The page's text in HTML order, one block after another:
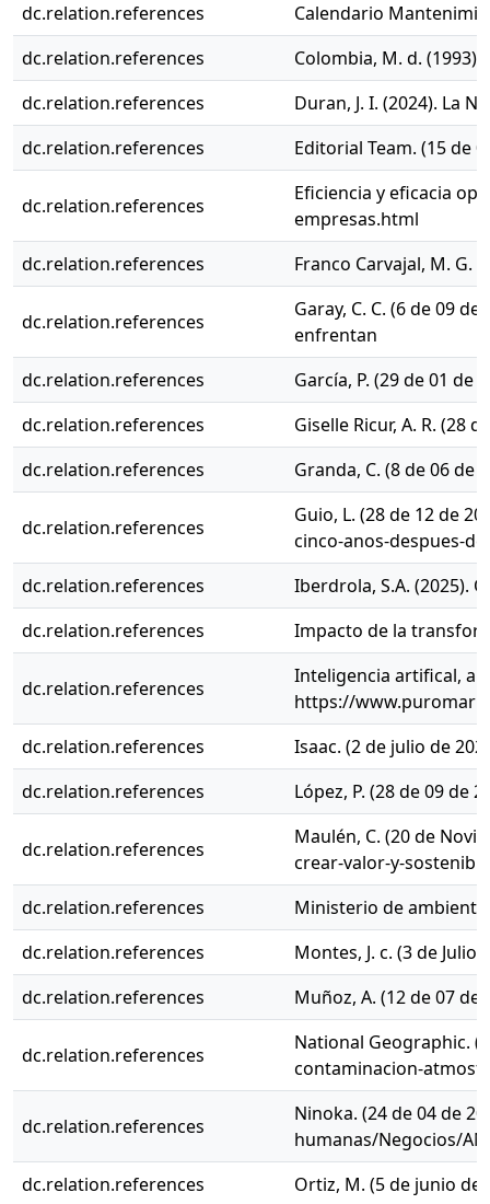
dc.relation.references
Calendario
dc.relation.references
Colombia, M. d.
dc.relation.references
Duran, J. I. (2024). La
dc.relation.references
Editorial Team. (15 de
dc.relation.references
Eficiencia y eficacia
empresas.html
dc.relation.references
Franco Carvajal, M. G.
dc.relation.references
Garay, C. C. (6 de 09
enfrentan
dc.relation.references
García, P. (29 de 01
dc.relation.references
Giselle Ricur, A. R.
dc.relation.references
Granda, C. (8 de 06
dc.relation.references
Guio, L. (28 de 12 de
cinco-anos-despues-
dc.relation.references
Iberdrola, S.A. (2025).
dc.relation.references
Impacto de la
dc.relation.references
Inteligencia artifical,
https://
dc.relation.references
Isaac. (2 de julio de
dc.relation.references
López, P. (28 de 09
dc.relation.references
Maulén, C. (20 de
crear-valor-y-
dc.relation.references
Ministerio de
dc.relation.references
Montes, J. c. (3 de
dc.relation.references
Muñoz, A. (12 de 07
dc.relation.references
National Geographic.
contaminacion-
dc.relation.references
Ninoka. (24 de 04 de
humanas/Negocios/
dc.relation.references
Ortiz, M. (5 de junio